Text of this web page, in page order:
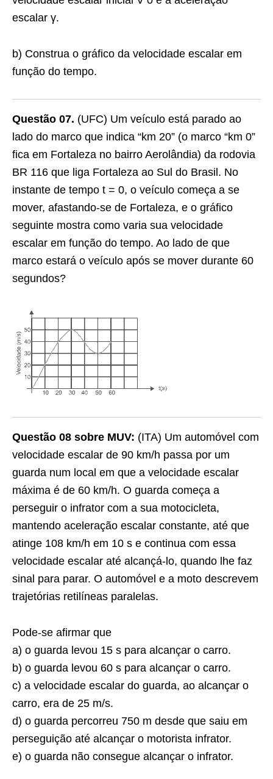
escalar γ.
b) Construa o gráfico da velocidade escalar em
função do tempo.
Questão 07. (UFC) Um veículo está parado ao
lado do marco que indica “km 20” (o marco “km 0”
fica em Fortaleza no bairro Aerolândia) da rodovia
BR 116 que liga Fortaleza ao Sul do Brasil. No
instante de tempo t = 0, o veículo começa a se
mover, afastando-se de Fortaleza, e o gráfico
seguinte mostra como varia sua velocidade
escalar em função do tempo. Ao lado de que
marco estará o veículo após se mover durante 60
segundos?
Questão 08 sobre MUV: (ITA) Um automóvel com
velocidade escalar de 90 km/h passa por um
guarda num local em que a velocidade escalar
máxima é de 60 km/h. O guarda começa a
perseguir o infrator com a sua motocicleta,
mantendo aceleração escalar constante, até que
atinge 108 km/h em 10 s e continua com essa
velocidade escalar até alcançá-lo, quando lhe faz
sinal para parar. O automóvel e a moto descrevem
trajetórias retilíneas paralelas.
Pode-se afirmar que
a) o guarda levou 15 s para alcançar o carro.
b) o guarda levou 60 s para alcançar o carro.
c) a velocidade escalar do guarda, ao alcançar o
carro, era de 25 m/s.
d) o guarda percorreu 750 m desde que saiu em
perseguição até alcançar o motorista infrator.
e) o guarda não consegue alcançar o infrator.